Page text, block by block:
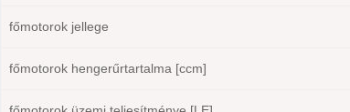
főmotorok jellege
főmotorok hengerűrtartalma [ccm]